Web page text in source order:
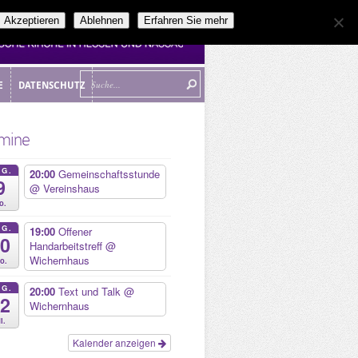
DATENSCHUTZ
20:00 Gemeinschaftsstunde
@ Vereinshaus
19:00 Offener
Handarbeitstreff @
Wichernhaus
20:00 Text und Talk @
Wichernhaus
Kalender anzeigen
Akzeptieren Ablehnen Erfahren Sie mehr